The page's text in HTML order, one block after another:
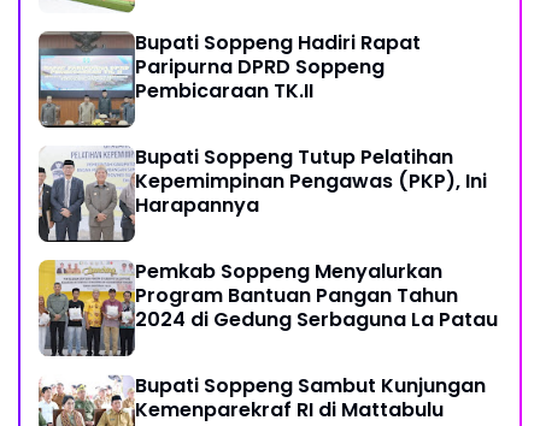
Bupati Soppeng Hadiri Rapat
Paripurna DPRD Soppeng
Pembicaraan TK.II
Bupati Soppeng Tutup Pelatihan
Kepemimpinan Pengawas (PKP), Ini
Harapannya
Pemkab Soppeng Menyalurkan
Program Bantuan Pangan Tahun
2024 di Gedung Serbaguna La Patau
Bupati Soppeng Sambut Kunjungan
Kemenparekraf RI di Mattabulu